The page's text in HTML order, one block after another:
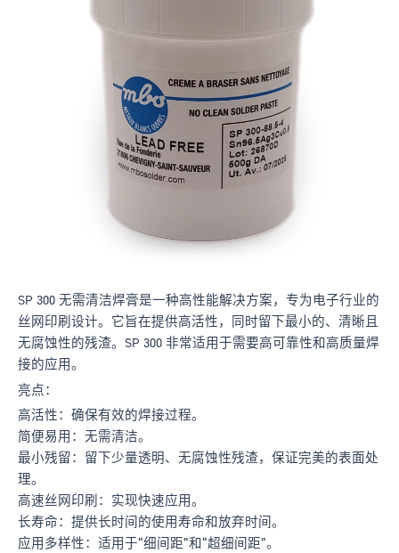
SP 300 无需清洁焊膏是一种高性能解决方案，专为电子行业的
丝网印刷设计。它旨在提供高活性，同时留下最小的、清晰且
无腐蚀性的残渣。SP 300 非常适用于需要高可靠性和高质量焊
接的应用。
亮点：
高活性：确保有效的焊接过程。
简便易用：无需清洁。
最小残留：留下少量透明、无腐蚀性残渣，保证完美的表面处
理。
高速丝网印刷：实现快速应用。
长寿命：提供长时间的使用寿命和放弃时间。
应用多样性：适用于“细间距”和“超细间距”。